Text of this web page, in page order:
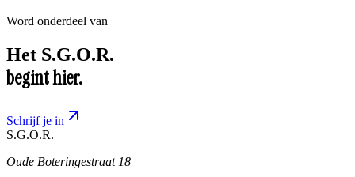
Word onderdeel van
Het S.G.O.R.
begint hier.
Schrijf je in
S.G.O.R.
Oude Boteringestraat 18